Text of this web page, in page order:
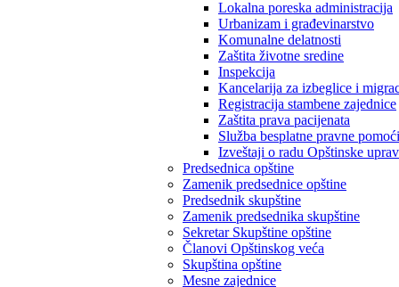
Lokalna poreska administracija
Urbanizam i građevinarstvo
Komunalne delatnosti
Zaštita životne sredine
Inspekcija
Kancelarija za izbeglice i
Registracija stambene zajednice
Zaštita prava pacijenata
Služba besplatne pravne pomoći
Izveštaji o radu Opštinske
Predsednica opštine
Zamenik predsednice opštine
Predsednik skupštine
Zamenik predsednika skupštine
Sekretar Skupštine opštine
Članovi Opštinskog veća
Skupština opštine
Mesne zajednice